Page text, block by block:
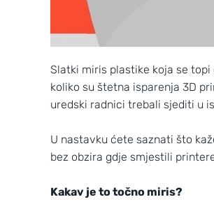
Slatki miris plastike koja se
koliko su štetna isparenja 3D
uredski radnici trebali sjediti u
U nastavku ćete saznati što
bez obzira gdje smjestili
Kakav je to točno miris?